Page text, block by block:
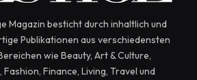
Magazin besticht durch inhaltlich und
Publikationen aus verschiedensten
wie Beauty, Art & Culture,
Finance, Living, Travel und